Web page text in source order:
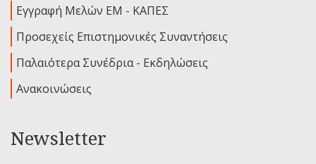
Εγγραφή Μελών ΕΜ - ΚΑΠΕΣ
Προσεχείς Επιστημονικές Συναντήσεις
Παλαιότερα Συνέδρια - Εκδηλώσεις
Ανακοινώσεις
Newsletter